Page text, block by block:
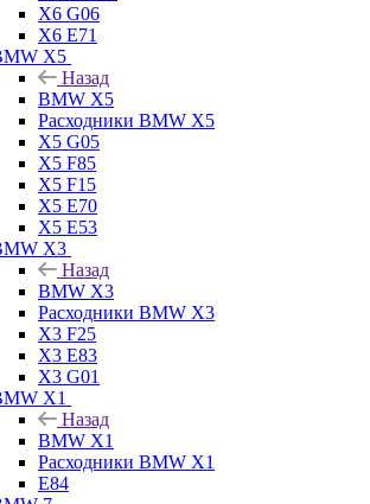
X6 G06
X6 E71
X5
Назад
BMW X5
Расходники BMW X5
X5 G05
X5 F85
X5 F15
X5 E70
X5 E53
X3
Назад
BMW X3
Расходники BMW X3
X3 F25
X3 E83
X3 G01
X1
Назад
BMW X1
Расходники BMW X1
E84